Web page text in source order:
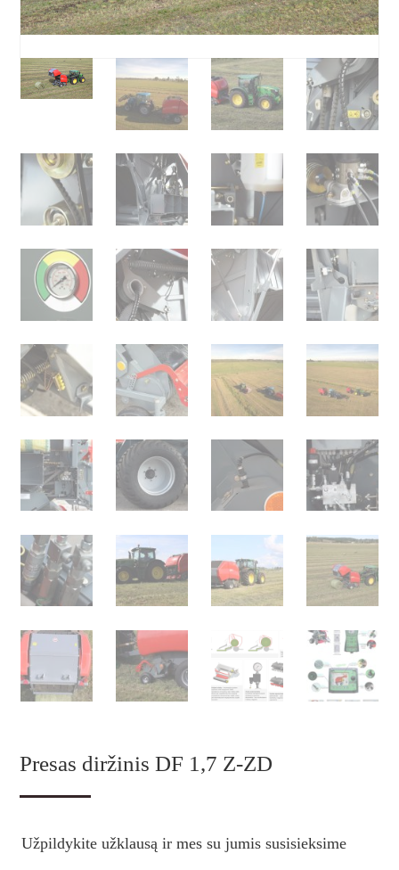
Presas diržinis DF 1,7 Z-ZD
Užpildykite užklausą ir mes su jumis susisieksime